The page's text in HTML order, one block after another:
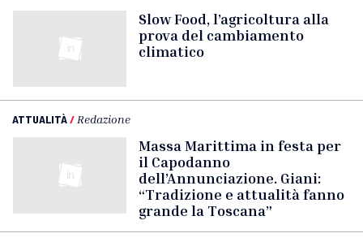
Slow Food, l’agricoltura alla
prova del cambiamento
climatico
ATTUALITÀ/ Redazione
Massa Marittima in festa per
il Capodanno
dell’Annunciazione. Giani:
“Tradizione e attualità fanno
grande la Toscana”